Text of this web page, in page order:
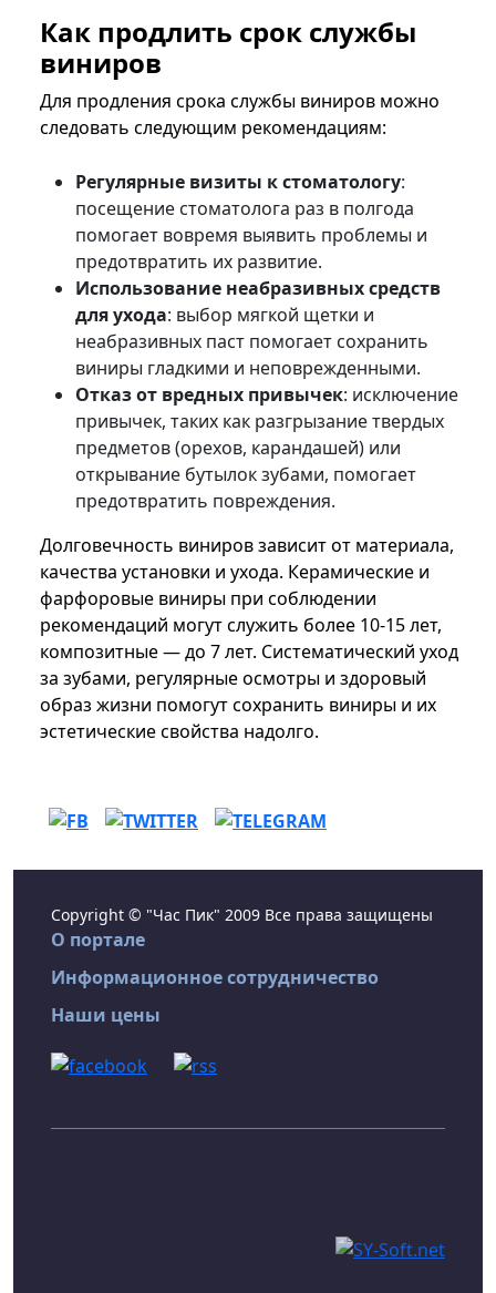
Как продлить срок службы
виниров
Для продления срока службы виниров можно
следовать следующим рекомендациям:
Регулярные визиты к стоматологу:
посещение стоматолога раз в полгода
помогает вовремя выявить проблемы и
предотвратить их развитие.
Использование неабразивных средств
для ухода: выбор мягкой щетки и
неабразивных паст помогает сохранить
виниры гладкими и неповрежденными.
Отказ от вредных привычек: исключение
привычек, таких как разгрызание твердых
предметов (орехов, карандашей) или
открывание бутылок зубами, помогает
предотвратить повреждения.
Долговечность виниров зависит от материала,
качества установки и ухода. Керамические и
фарфоровые виниры при соблюдении
рекомендаций могут служить более 10-15 лет,
композитные — до 7 лет. Систематический уход
за зубами, регулярные осмотры и здоровый
образ жизни помогут сохранить виниры и их
эстетические свойства надолго.
Copyright © "Час Пик" 2009 Все права защищены
О портале
Информационное сотрудничество
Наши цены